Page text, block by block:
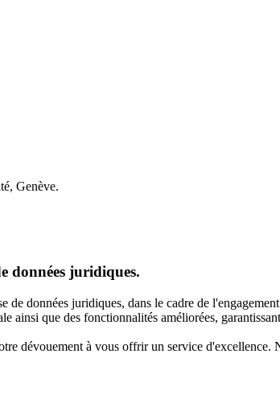
Genève.
données juridiques.
de données juridiques, dans le cadre de
que des fonctionnalités améliorées,
dévouement à vous offrir un service